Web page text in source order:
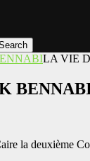
‏LA VIE
la deuxième